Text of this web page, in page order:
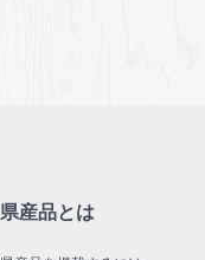
県産品とは